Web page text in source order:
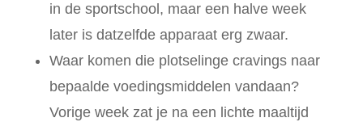
in de sportschool, maar een halve week
later is datzelfde apparaat erg zwaar.
Waar komen die plotselinge cravings naar
bepaalde voedingsmiddelen vandaan?
Vorige week zat je na een lichte maaltijd